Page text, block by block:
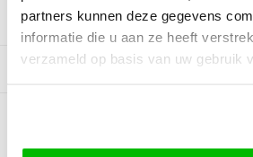
partners kunnen deze gegevens
informatie die u aan ze heeft
verzameld op basis van uw gebruik
Productomschrijving
Gerelateerde producten
BEOORDELINGEN